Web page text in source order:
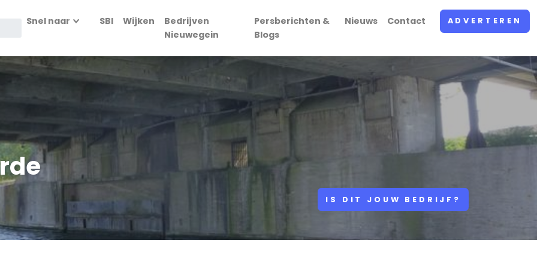
Snel naar SBI Wijken
Bedrijven
Nieuwegein
Persberichten &
Blogs
Nieuws Contact ADVERTEREN
IS DIT JOUW BEDRIJF?